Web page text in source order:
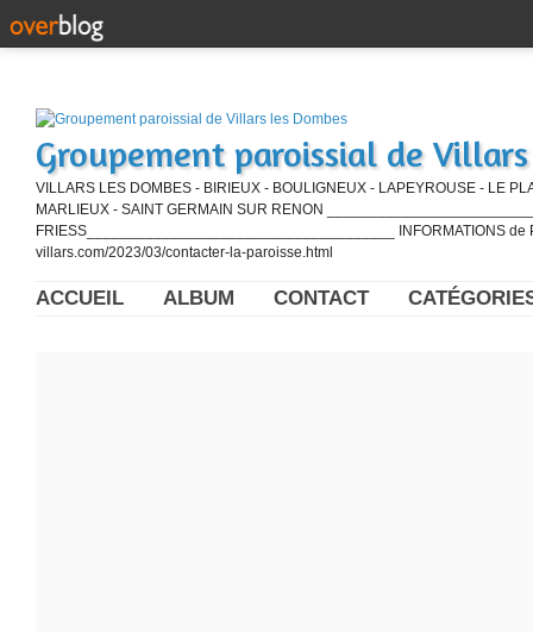
Groupement paroissial de
VILLARS LES DOMBES - BIRIEUX - BOULIGNEUX - LAPEYROUSE - LE
MARLIEUX - SAINT GERMAIN SUR RENON
FRIESS_____________________________________ INFORMATIONS de
villars.com/2023/03/contacter-la-paroisse.html
ACCUEIL ALBUM CONTACT